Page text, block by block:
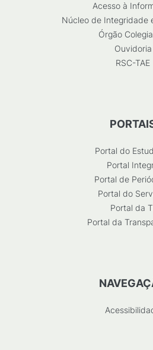
Acesso à
Núcleo de Integridade
Órgão
Ouvidoria
RSC-TAE
Portal do
Portal
Portal de
Portal do
Portal da
Portal da